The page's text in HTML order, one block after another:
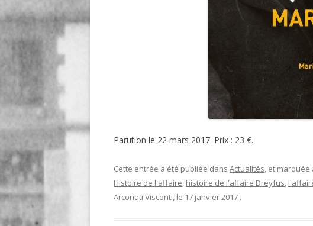
Parution le 22 mars 2017. Prix : 23 €.
Cette entrée a été publiée dans Actualités, et marquée
Histoire de l'affaire, histoire de l'affaire Dreyfus,
Arconati Visconti, le 17 janvier 2017 .